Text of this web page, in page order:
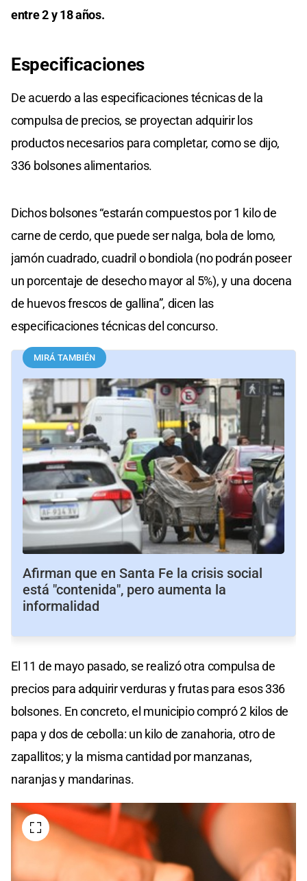
entre 2 y 18 años.
Especificaciones
De acuerdo a las especificaciones técnicas de la
compulsa de precios, se proyectan adquirir los
productos necesarios para completar, como se dijo,
336 bolsones alimentarios.
Dichos bolsones “estarán compuestos por 1 kilo de
carne de cerdo, que puede ser nalga, bola de lomo,
jamón cuadrado, cuadril o bondiola (no podrán poseer
un porcentaje de desecho mayor al 5%), y una docena
de huevos frescos de gallina”, dicen las
especificaciones técnicas del concurso.
MIRÁ TAMBIÉN
Afirman que en Santa Fe la crisis social
está "contenida", pero aumenta la
informalidad
El 11 de mayo pasado, se realizó otra compulsa de
precios para adquirir verduras y frutas para esos 336
bolsones. En concreto, el municipio compró 2 kilos de
papa y dos de cebolla: un kilo de zanahoria, otro de
zapallitos; y la misma cantidad por manzanas,
naranjas y mandarinas.